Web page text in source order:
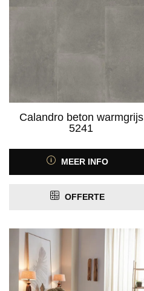
Calandro beton warmgrijs
5241
MEER INFO
OFFERTE